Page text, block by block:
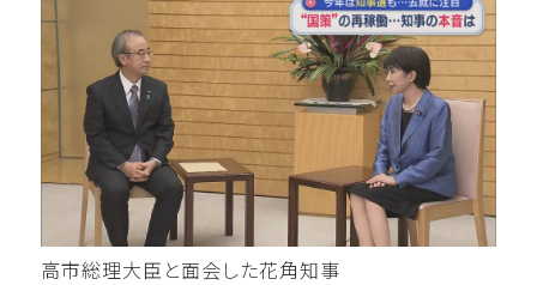
高市総理大臣と面会した花角知事